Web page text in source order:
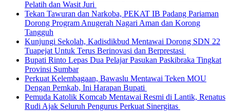
Pelatih dan Wasit Juri
Tekan Tawuran dan Narkoba, PEKAT IB Padang Pariaman
Dorong Program Anugerah Nagari Aman dan Korong
Tangguh
Kunjungi Sekolah, Kadisdikbud Mentawai Dorong SDN 22
Tuapejat Untuk Terus Berinovasi dan Berprestasi
Bupati Rinto Lepas Dua Pelajar Pasukan Paskibraka Tingkat
Provinsi Sumbar
Perkuat Kelembagaan, Bawaslu Mentawai Teken MOU
Dengan Pemkab, Ini Harapan Bupati
Pemuda Katolik Komcab Mentawai Resmi di Lantik, Renatus
Rudi Ajak Seluruh Pengurus Perkuat Sinergitas